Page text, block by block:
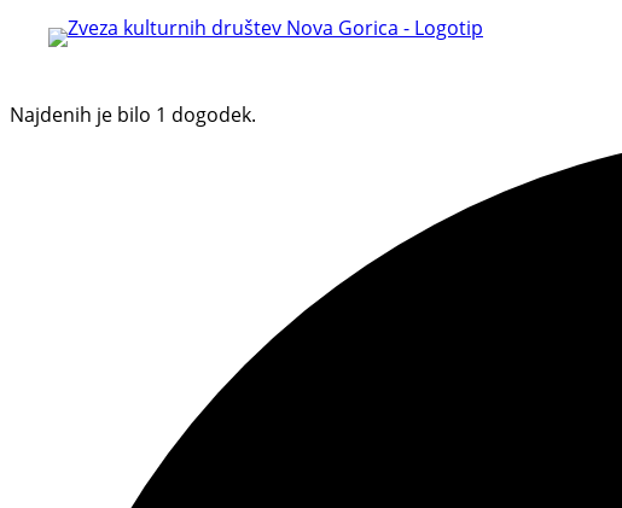
Najdenih je bilo 1 dogodek.